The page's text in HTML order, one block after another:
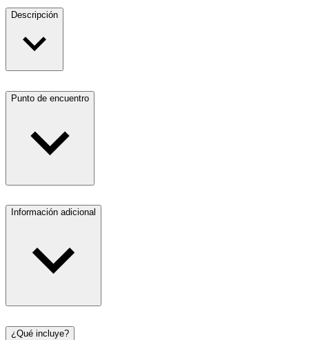
Descripción
Punto de encuentro
Información adicional
¿Qué incluye?